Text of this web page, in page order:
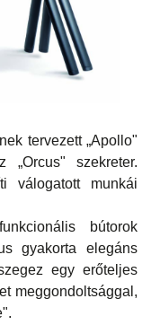
tervezett „Apollo"
„Orcus" szekreter.
válogatott munkái
bútorok
gyakorta elegáns
egy erőteljes
meggondoltsággal,